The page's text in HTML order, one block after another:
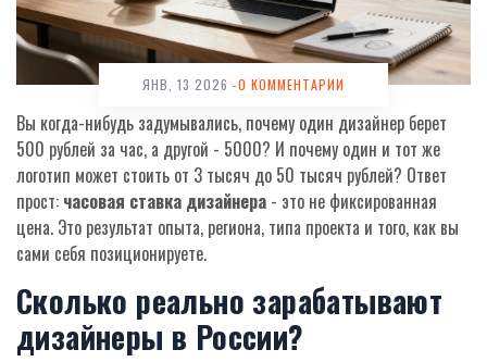
ЯНВ, 13 2026 -0 КОММЕНТАРИИ
Вы когда-нибудь задумывались, почему один дизайнер берет
500 рублей за час, а другой - 5000? И почему один и тот же
логотип может стоить от 3 тысяч до 50 тысяч рублей? Ответ
прост: часовая ставка дизайнера - это не фиксированная
цена. Это результат опыта, региона, типа проекта и того, как вы
сами себя позиционируете.
Сколько реально зарабатывают
дизайнеры в России?